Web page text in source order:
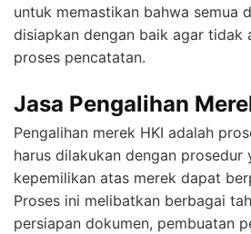
untuk memastikan bahwa semua
disiapkan dengan baik agar tidak
proses pencatatan.
Jasa Pengalihan
Pengalihan merek HKI adalah
harus dilakukan dengan prosedur
kepemilikan atas merek dapat
Proses ini melibatkan berbagai
persiapan dokumen, pembuatan